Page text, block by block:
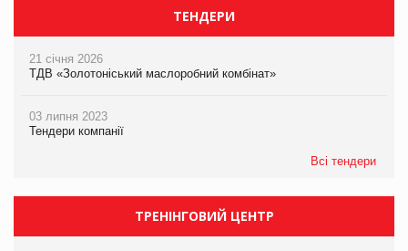
ТЕНДЕРИ
21 січня 2026
ТДВ «Золотоніський маслоробний комбінат»
03 липня 2023
Тендери компанії
Всі тендери
ТРЕНІНГОВИЙ ЦЕНТР